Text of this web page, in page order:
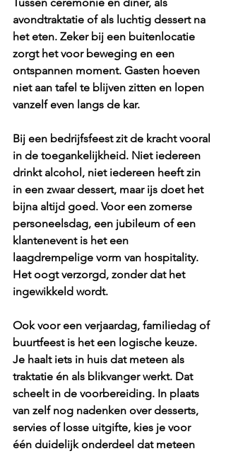
avondtraktatie of als luchtig dessert na
het eten. Zeker bij een buitenlocatie
zorgt het voor beweging en een
ontspannen moment. Gasten hoeven
niet aan tafel te blijven zitten en lopen
vanzelf even langs de kar.
Bij een bedrijfsfeest zit de kracht vooral
in de toegankelijkheid. Niet iedereen
drinkt alcohol, niet iedereen heeft zin
in een zwaar dessert, maar ijs doet het
bijna altijd goed. Voor een zomerse
personeelsdag, een jubileum of een
klantenevent is het een
laagdrempelige vorm van hospitality.
Het oogt verzorgd, zonder dat het
ingewikkeld wordt.
Ook voor een verjaardag, familiedag of
buurtfeest is het een logische keuze.
Je haalt iets in huis dat meteen als
traktatie én als blikvanger werkt. Dat
scheelt in de voorbereiding. In plaats
van zelf nog nadenken over desserts,
servies of losse uitgifte, kies je voor
één duidelijk onderdeel dat meteen